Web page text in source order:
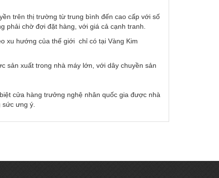
trên thị trường từ trung bình đến cao cấp với số
phải chờ đợi đặt hàng, với giá cả cạnh tranh.
xu hướng của thế giới chỉ có tại Vàng Kim
sản xuất trong nhà máy lớn, với dây chuyền sản
cửa hàng trưởng nghệ nhân quốc gia được nhà
ưng ý.